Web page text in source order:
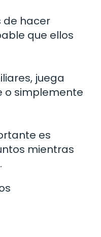
de hacer
que ellos
juega
o simplemente
es
mientras